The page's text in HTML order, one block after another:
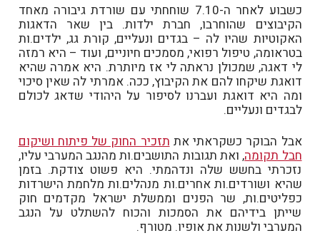
כשבוע לאחר ה-7.10 שוחחתי עם שורדת גיבורה מאחד
הקיבוצים שהוחרבו, חברת ילדות. בין שאר הדאגות
האקוטיות שהיו לה – בגדים ונעליים, קורת גג, ילדים.ות
בטראומה, טיפול רפואי, מסמכים חיוניים, ועוד – היא רמזה
לי דאגה, שמכולן נראתה לי אז מיותרת. היא אמרה שהיא
דואגת שיקחו להם את הקיבוץ, ככה. אמרתי לה שאין סיכוי
ומה היא דואגת ועברנו לסיפור על היהודי שדאג לכולם
לבגדים ונעליים.
אבל הבוקר כשקראתי את תזכיר החוק של פיתוח ושיקום
חבל תקומה, ואת תגובות התושבים.ות מהנגב המערבי עליו,
נזכרתי בחשש שלה ונדהמתי. היא פשוט צודקת. בזמן
שהיא ושורדים.ות אחרים.ות מנהלים.ות מלחמת הישרדות
כפליטים.ות, שר הפנים וממשלת ישראל מקדמים חוק
שייתן בידיהם את הסמכות והכוח להשתלט על הנגב
המערבי ולשנות את אופיו. מטורף.